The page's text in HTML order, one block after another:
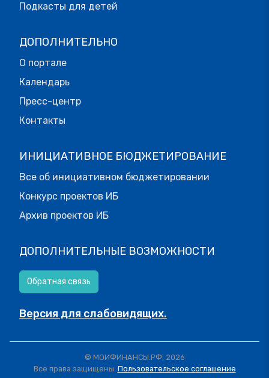
Подкасты для детей
ДОПОЛНИТЕЛЬНО
О портале
Календарь
Пресс-центр
Контакты
ИНИЦИАТИВНОЕ БЮДЖЕТИРОВАНИЕ
Все об инициативном бюджетировании
Конкурс проектов ИБ
Архив проектов ИБ
ДОПОЛНИТЕЛЬНЫЕ ВОЗМОЖНОСТИ
Обратная связь
Версия для слабовидящих.
© МОИФИНАНСЫ.РФ, 2026
Все права защищены. Пользовательское соглашение